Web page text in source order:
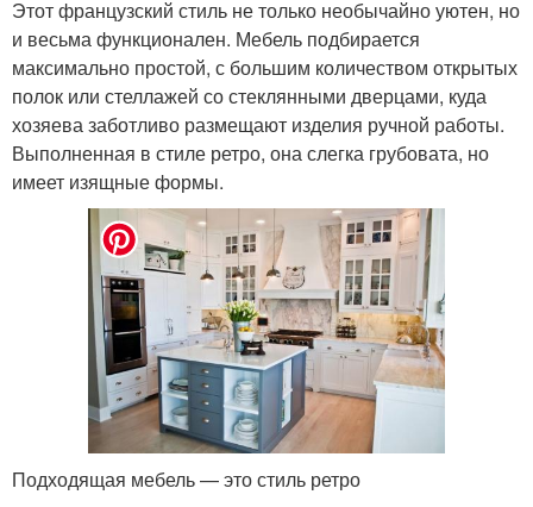
Этот французский стиль не только необычайно уютен, но
и весьма функционален. Мебель подбирается
максимально простой, с большим количеством открытых
полок или стеллажей со стеклянными дверцами, куда
хозяева заботливо размещают изделия ручной работы.
Выполненная в стиле ретро, она слегка грубовата, но
имеет изящные формы.
Подходящая мебель — это стиль ретро